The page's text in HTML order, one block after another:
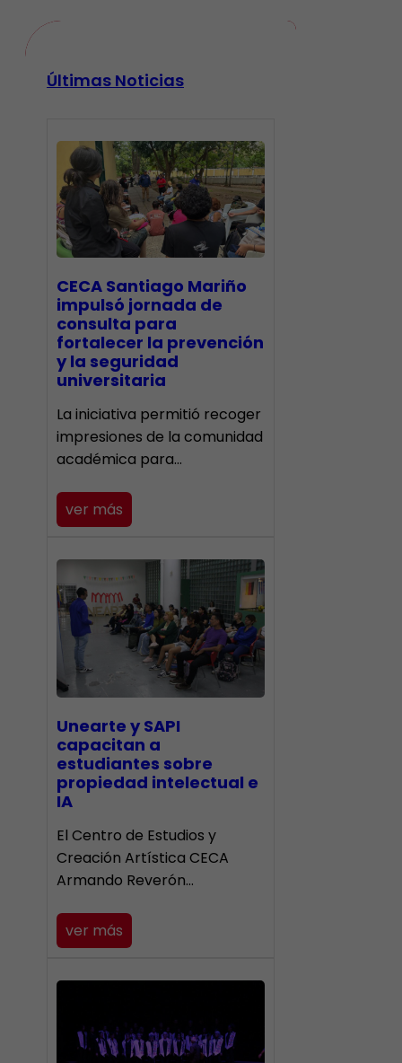
Últimas Noticias
CECA Santiago Mariño
impulsó jornada de
consulta para
fortalecer la prevención
y la seguridad
universitaria
La iniciativa permitió recoger
impresiones de la comunidad
académica para…
ver más
Unearte y SAPI
capacitan a
estudiantes sobre
propiedad intelectual e
IA
El Centro de Estudios y
Creación Artística CECA
Armando Reverón…
ver más